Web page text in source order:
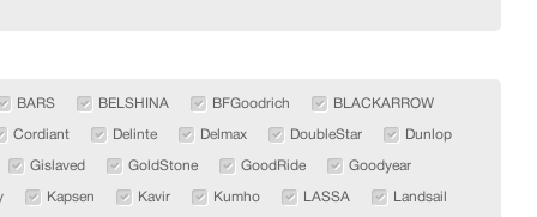
BARS BELSHINA BFGoodrich BLACKARROW
Cordiant Delinte Delmax DoubleStar Dunlop
Gislaved GoldStone GoodRide Goodyear
Kapsen Kavir Kumho LASSA Landsail